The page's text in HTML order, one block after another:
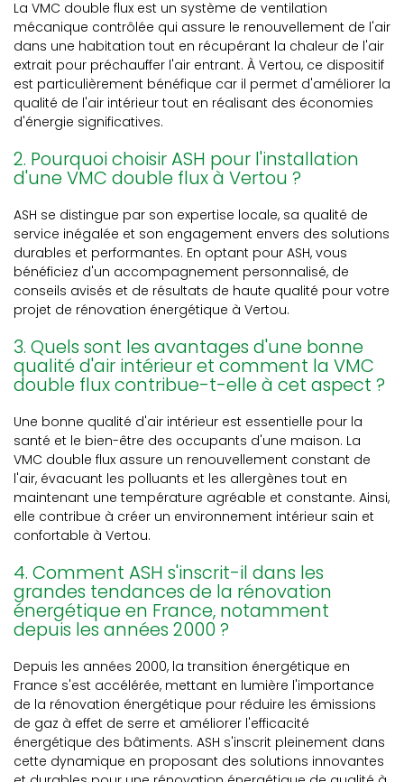
La VMC double flux est un système de ventilation
mécanique contrôlée qui assure le renouvellement de l'air
dans une habitation tout en récupérant la chaleur de l'air
extrait pour préchauffer l'air entrant. À Vertou, ce dispositif
est particulièrement bénéfique car il permet d'améliorer la
qualité de l'air intérieur tout en réalisant des économies
d'énergie significatives.
2. Pourquoi choisir ASH pour l'installation
d'une VMC double flux à Vertou ?
ASH se distingue par son expertise locale, sa qualité de
service inégalée et son engagement envers des solutions
durables et performantes. En optant pour ASH, vous
bénéficiez d'un accompagnement personnalisé, de
conseils avisés et de résultats de haute qualité pour votre
projet de rénovation énergétique à Vertou.
3. Quels sont les avantages d'une bonne
qualité d'air intérieur et comment la VMC
double flux contribue-t-elle à cet aspect ?
Une bonne qualité d'air intérieur est essentielle pour la
santé et le bien-être des occupants d'une maison. La
VMC double flux assure un renouvellement constant de
l'air, évacuant les polluants et les allergènes tout en
maintenant une température agréable et constante. Ainsi,
elle contribue à créer un environnement intérieur sain et
confortable à Vertou.
4. Comment ASH s'inscrit-il dans les
grandes tendances de la rénovation
énergétique en France, notamment
depuis les années 2000 ?
Depuis les années 2000, la transition énergétique en
France s'est accélérée, mettant en lumière l'importance
de la rénovation énergétique pour réduire les émissions
de gaz à effet de serre et améliorer l'efficacité
énergétique des bâtiments. ASH s'inscrit pleinement dans
cette dynamique en proposant des solutions innovantes